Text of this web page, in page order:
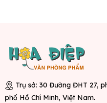
Thiết kế Gáy
Dung lượng
Trụ sở: 30 Đường ĐHT 27,
phố Hồ Chí Minh, Việt Nam.